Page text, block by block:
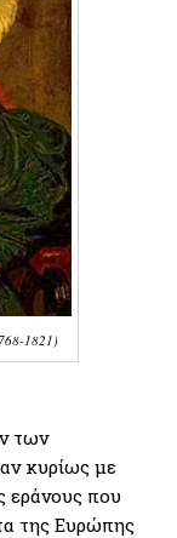
1821)
των
κυρίως με
εράνους που
της Ευρώπης